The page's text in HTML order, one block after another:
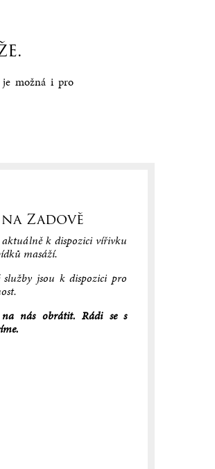
je možná i pro
Zadově
k dispozici vířivku
masáží.
služby jsou k dispozici pro
na nás obrátit. Rádi se s